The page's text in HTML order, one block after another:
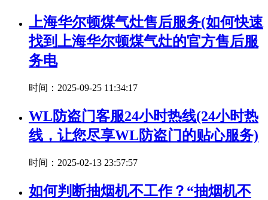
上海华尔顿煤气灶售后服务(如何快速
找到上海华尔顿煤气灶的官方售后服
务电
时间：2025-09-25 11:34:17
WL防盗门客服24小时热线(24小时热
线，让您尽享WL防盗门的贴心服务)
时间：2025-02-13 23:57:57
如何判断抽烟机不工作？“抽烟机不